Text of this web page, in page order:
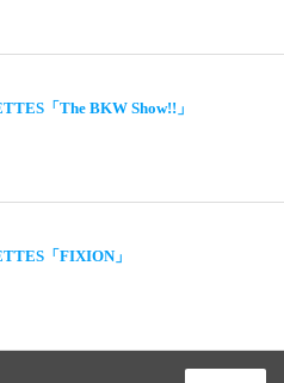
「The BKW Show!!」
「FIXION」